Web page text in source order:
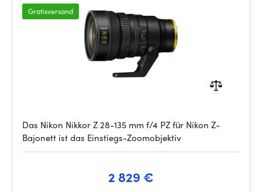
Gratisversand
Das Nikon Nikkor Z 28-135 mm f/4 PZ für Nikon Z-
Bajonett ist das Einstiegs-Zoomobjektiv
2 829 €